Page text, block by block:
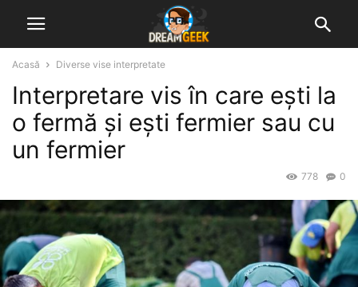
Acasă Diverse vise interpretate
Interpretare vis în care ești la
o fermă și ești fermier sau cu
un fermier
0
778